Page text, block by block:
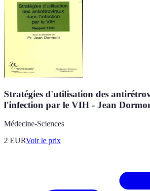
Stratégies d'utilisation des
l'infection par le VIH - Jean
Médecine-Sciences
2 EURVoir le prix